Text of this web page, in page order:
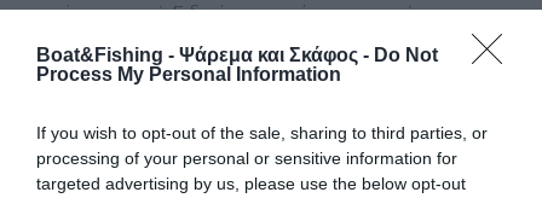
Boat&Fishing - Ψάρεμα και Σκάφος - Do Not
Process My Personal Information
If you wish to opt-out of the sale, sharing to third parties, or
processing of your personal or sensitive information for
targeted advertising by us, please use the below opt-out
στιγµή χρειαστεί. Ειδικά µε τις χάντρες ταχείας
αντικατάστασης, αυτή η αλλαγή µπορεί να γίνει µέσα σε
ελάχιστα δευτερόλεπτα. Φυσικά, θα πρέπει να έχουµε
χρόνο την ώρα που τρώνε τα ψάρια.